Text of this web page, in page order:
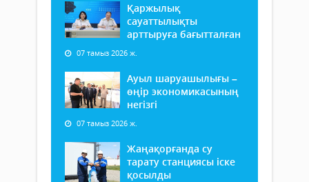
Қаржылық
сауаттылықты
арттыруға бағытталған
07 тамыз 2026 ж.
Ауыл шаруашылығы –
өңір экономикасының
негізгі
07 тамыз 2026 ж.
Жаңақорғанда су
тарату станциясы іске
қосылды